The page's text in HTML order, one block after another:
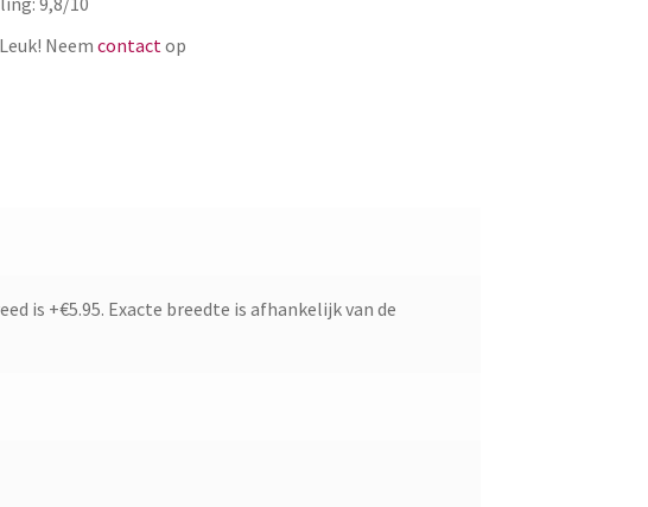
Neem contactop
is +€5.95. Exacte breedte is afhankelijk van de